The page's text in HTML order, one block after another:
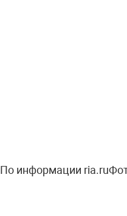
По информации